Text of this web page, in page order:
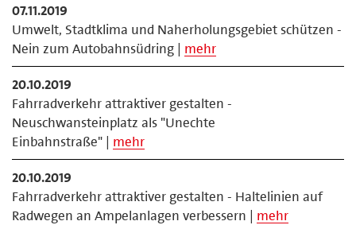
07.11.2019
Umwelt, Stadtklima und Naherholungsgebiet schützen -
Nein zum Autobahnsüdring | mehr
20.10.2019
Fahrradverkehr attraktiver gestalten -
Neuschwansteinplatz als "Unechte
Einbahnstraße" | mehr
20.10.2019
Fahrradverkehr attraktiver gestalten - Haltelinien auf
Radwegen an Ampelanlagen verbessern | mehr